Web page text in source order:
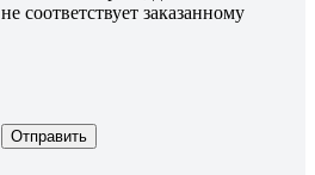
соответствует заказанному
Отправить